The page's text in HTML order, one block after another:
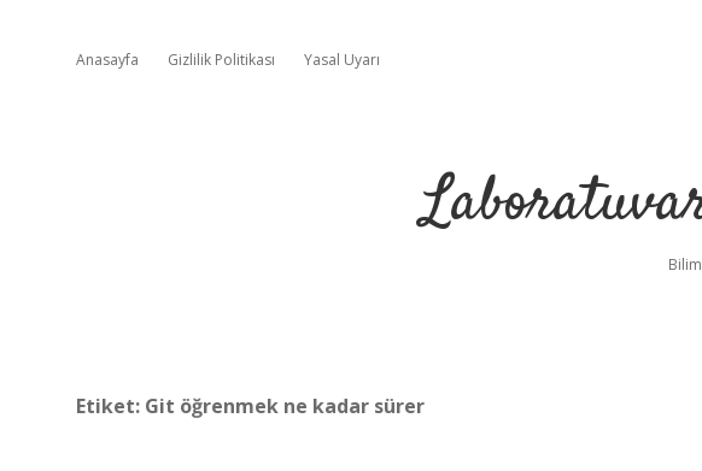
Anasayfa Gizlilik Politikası Yasal Uyarı
Etiket: Git öğrenmek ne kadar sürer